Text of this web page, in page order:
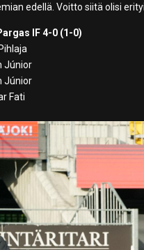
edellä. Voitto siitä olisi
IF 4-0 (1-0)
Júnior
Júnior
Fati